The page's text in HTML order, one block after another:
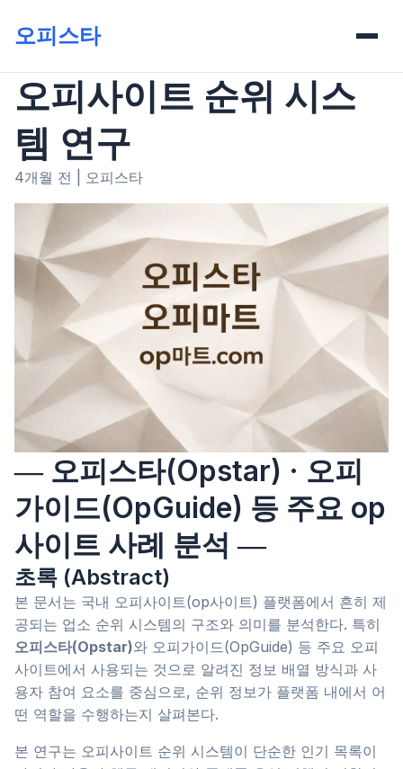
오피스타
오피사이트 순위 시스
템 연구
4개월 전 오피스타
― 오피스타(Opstar) · 오피
가이드(OpGuide) 등 주요 op
사이트 사례 분석 ―
초록 (Abstract)
본 문서는 국내 오피사이트(op사이트) 플랫폼에서 흔히 제
공되는 업소 순위 시스템의 구조와 의미를 분석한다. 특히
오피스타(Opstar)와 오피가이드(OpGuide) 등 주요 오피
사이트에서 사용되는 것으로 알려진 정보 배열 방식과 사
용자 참여 요소를 중심으로, 순위 정보가 플랫폼 내에서 어
떤 역할을 수행하는지 살펴본다.
본 연구는 오피사이트 순위 시스템이 단순한 인기 목록이